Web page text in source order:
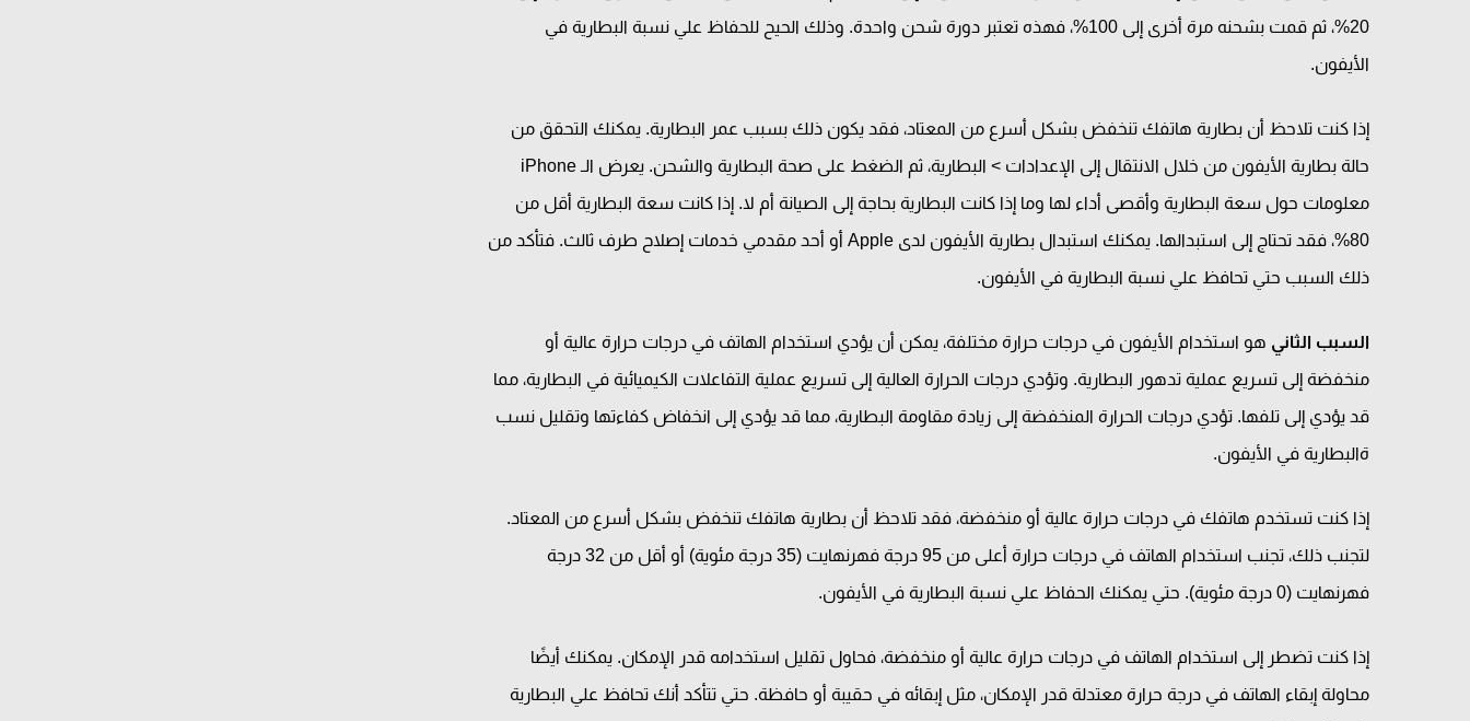
20%، ثم قمت بشحنه مرة أخرى إلى 100%، فهذه تعتبر دورة شحن واحدة. وذلك الحيح للحفاظ علي نسبة البطارية في
الأيفون.
إذا كنت تلاحظ أن بطارية هاتفك تنخفض بشكل أسرع من المعتاد، فقد يكون ذلك بسبب عمر البطارية. يمكنك التحقق من
حالة بطارية الأيفون من خلال الانتقال إلى الإعدادات > البطارية، ثم الضغط على صحة البطارية والشحن. يعرض الـ iPhone
معلومات حول سعة البطارية وأقصى أداء لها وما إذا كانت البطارية بحاجة إلى الصيانة أم لا. إذا كانت سعة البطارية أقل من
80%، فقد تحتاج إلى استبدالها. يمكنك استبدال بطارية الأيفون لدى Apple أو أحد مقدمي خدمات إصلاح طرف ثالث. فتأكد من
ذلك السبب حتي تحافظ علي نسبة البطارية في الأيفون.
السبب الثاني هو استخدام الأيفون في درجات حرارة مختلفة، يمكن أن يؤدي استخدام الهاتف في درجات حرارة عالية أو
منخفضة إلى تسريع عملية تدهور البطارية. وتؤدي درجات الحرارة العالية إلى تسريع عملية التفاعلات الكيميائية في البطارية، مما
قد يؤدي إلى تلفها. تؤدي درجات الحرارة المنخفضة إلى زيادة مقاومة البطارية، مما قد يؤدي إلى انخفاض كفاءتها وتقليل نسب
ةالبطارية في الأيفون.
إذا كنت تستخدم هاتفك في درجات حرارة عالية أو منخفضة، فقد تلاحظ أن بطارية هاتفك تنخفض بشكل أسرع من المعتاد.
لتجنب ذلك، تجنب استخدام الهاتف في درجات حرارة أعلى من 95 درجة فهرنهايت (35 درجة مئوية) أو أقل من 32 درجة
فهرنهايت (0 درجة مئوية). حتي يمكنك الحفاظ علي نسبة البطارية في الأيفون.
إذا كنت تضطر إلى استخدام الهاتف في درجات حرارة عالية أو منخفضة، فحاول تقليل استخدامه قدر الإمكان. يمكنك أيضًا
محاولة إبقاء الهاتف في درجة حرارة معتدلة قدر الإمكان، مثل إبقائه في حقيبة أو حافظة. حتي تتأكد أنك تحافظ علي البطارية